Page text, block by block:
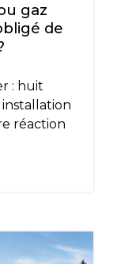
gaz
de
: huit
réaction